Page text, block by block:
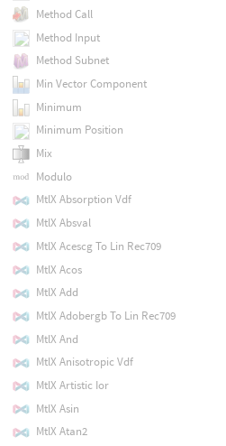
Method Call
Method Input
Method Subnet
Min Vector Component
Minimum
Minimum Position
Mix
Modulo
MtlX Absorption Vdf
MtlX Absval
MtlX Acescg To Lin Rec709
MtlX Acos
MtlX Add
MtlX Adobergb To Lin Rec709
MtlX And
MtlX Anisotropic Vdf
MtlX Artistic Ior
MtlX Asin
MtlX Atan2